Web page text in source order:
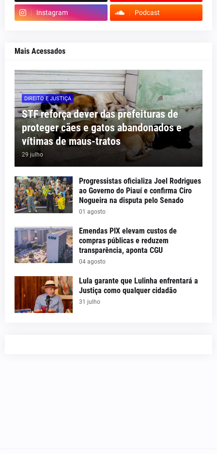
Instagram Podcast
Mais Acessados
DIREITO E JUSTIÇA
STF reforça dever das prefeituras de
proteger cães e gatos abandonados e
vítimas de maus-tratos
29 julho
Progressistas oficializa Joel Rodrigues
ao Governo do Piauí e confirma Ciro
Nogueira na disputa pelo Senado
01 agosto
Emendas PIX elevam custos de
compras públicas e reduzem
transparência, aponta CGU
04 agosto
Lula garante que Lulinha enfrentará a
Justiça como qualquer cidadão
31 julho